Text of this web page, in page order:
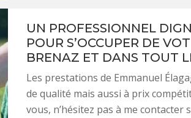
UN PROFESSIONNEL
POUR S’OCCUPER DE
BRENAZ ET DANS TOUT
Les prestations de Emmanuel
de qualité mais aussi à prix
vous, n’hésitez pas à me contacter